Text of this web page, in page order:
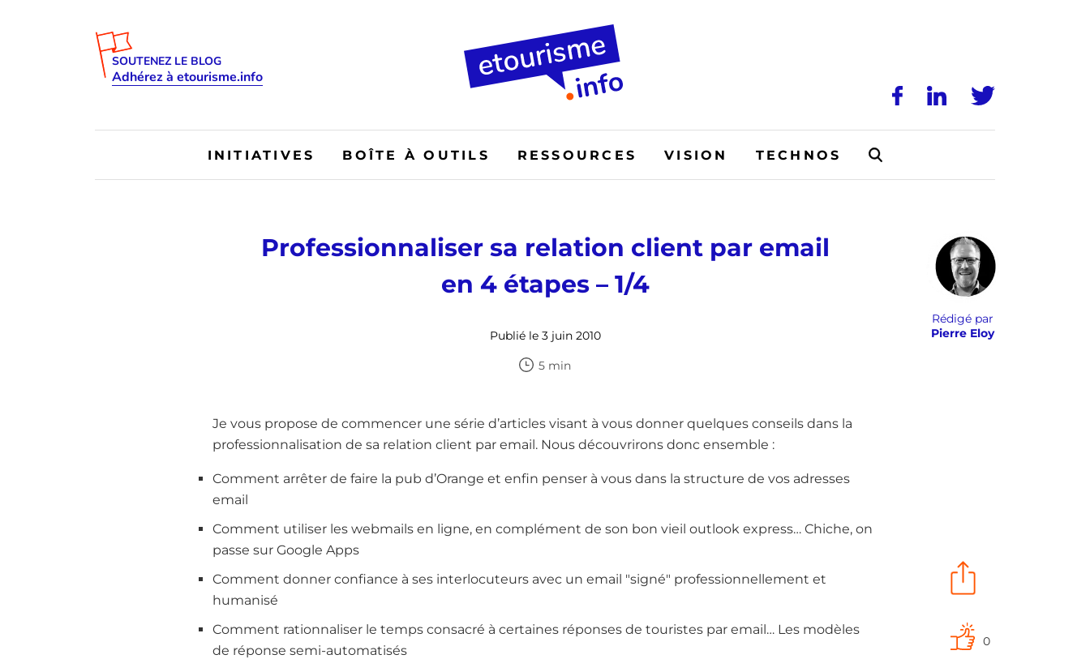
SOUTENEZ LE BLOG
Adhérez à etourisme.info
INITIATIVES BOÎTE À OUTILS RESSOURCES VISION TECHNOS
Professionnaliser sa relation client par email
en 4 étapes – 1/4
Publié le 3 juin 2010
5 min
Rédigé par
Pierre Eloy
0
Je vous propose de commencer une série d’articles visant à vous donner quelques conseils dans la
professionnalisation de sa relation client par email. Nous découvrirons donc ensemble :
Comment arrêter de faire la pub d’Orange et enfin penser à vous dans la structure de vos adresses
email
Comment utiliser les webmails en ligne, en complément de son bon vieil outlook express… Chiche, on
passe sur Google Apps
Comment donner confiance à ses interlocuteurs avec un email "signé" professionnellement et
humanisé
Comment rationnaliser le temps consacré à certaines réponses de touristes par email… Les modèles
de réponse semi-automatisés